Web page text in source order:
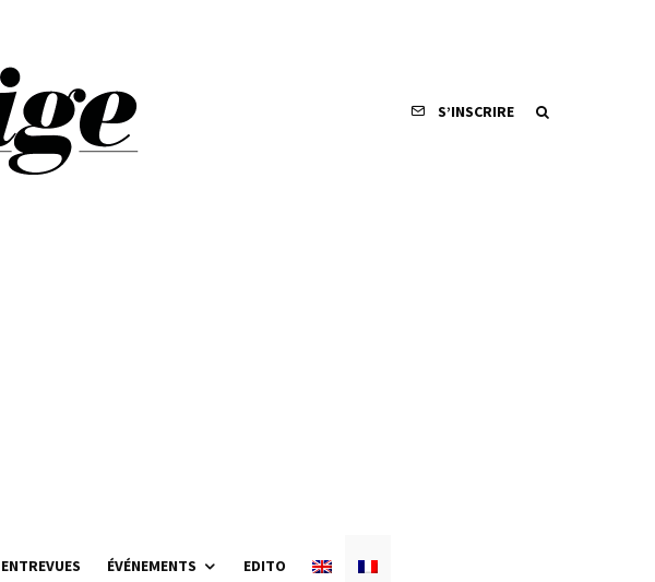
S’INSCRIRE
ENTREVUES ÉVÉNEMENTS EDITO